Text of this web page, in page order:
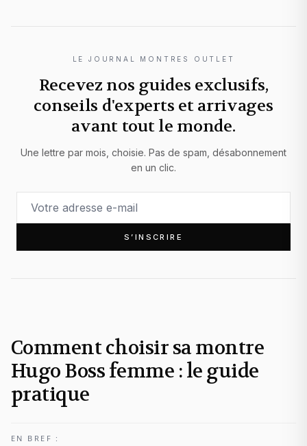
LE JOURNAL MONTRES OUTLET
Recevez nos guides exclusifs,
conseils d'experts et arrivages
avant tout le monde.
Une lettre par mois, choisie. Pas de spam, désabonnement
en un clic.
S’INSCRIRE
Comment choisir sa montre
Hugo Boss femme : le guide
pratique
EN BREF :